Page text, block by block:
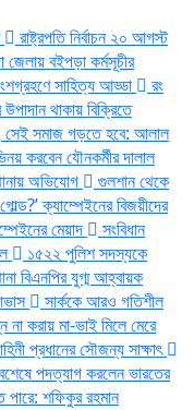
রাষ্ট্রপতি নির্বাচন ২০ আগস্ট
জেলায় বইপড়া কর্মসূচীর
সাহিত্য আড্ডা
রং
উপাদান থাকায় বিক্রিতে
সেই সমাজ গড়তে হবে: আলাল
করবেন যৌনকর্মীর দালাল
অভিযোগ
গুলশান থেকে
ক্যাম্পেইনের বিজয়ীদের
মেয়াদ
সংবিধান
১৫২২ পুলিশ সদস্যকে
বিএনপির যুগ্ম আহ্বায়ক
সার্ককে আরও গতিশীল
না করায় মা-ভাই মিলে মেরে
প্রধানের সৌজন্য সাক্ষাৎ
পদত্যাগ করলেন ভারতের
শফিকুর রহমান